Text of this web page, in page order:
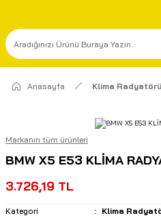
Anasayfa Klima
Markanın tüm ürünleri
BMW X5 E53 KLİMA
3.726,19 TL
Kategori
Klima